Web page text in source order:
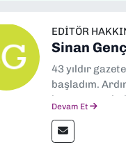
EDITÖR
Sinan Genç
43 yıldır
başladım.
boyunca
anda Dokuz
Devam Et